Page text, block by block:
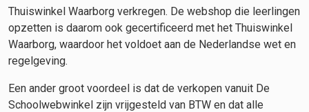
Thuiswinkel Waarborg verkregen. De webshop die leerlingen
opzetten is daarom ook gecertificeerd met het Thuiswinkel
Waarborg, waardoor het voldoet aan de Nederlandse wet en
regelgeving.
Een ander groot voordeel is dat de verkopen vanuit De
Schoolwebwinkel zijn vrijgesteld van BTW en dat alle